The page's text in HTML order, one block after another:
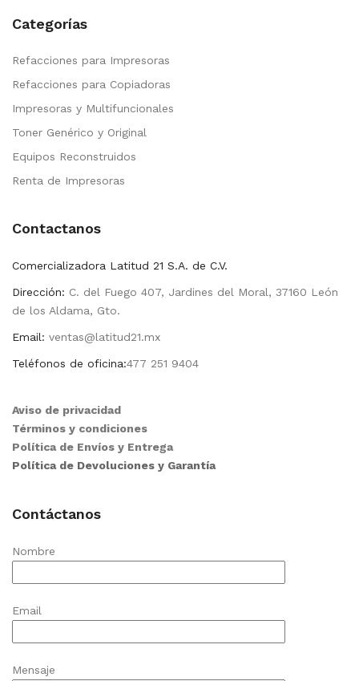
Categorías
Refacciones para Impresoras
Refacciones para Copiadoras
Impresoras y Multifuncionales
Toner Genérico y Original
Equipos Reconstruidos
Renta de Impresoras
Contactanos
Comercializadora Latitud 21 S.A. de C.V.
Dirección: C. del Fuego 407, Jardines del Moral, 37160 León
de los Aldama, Gto.
Email: ventas@latitud21.mx
Teléfonos de oficina:477 251 9404
Aviso de privacidad
Términos y condiciones
Política de Envíos y Entrega
Política de Devoluciones y Garantía
Contáctanos
Nombre
Email
Mensaje